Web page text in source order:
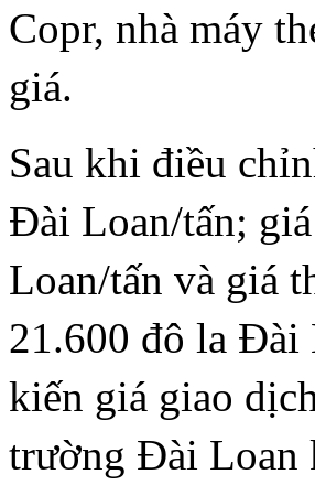
Copr, nhà máy
giá.
Sau khi điều
Đài Loan/tấn;
Loan/tấn và giá
21.600 đô la Đài
kiến giá giao
trường Đài Loan